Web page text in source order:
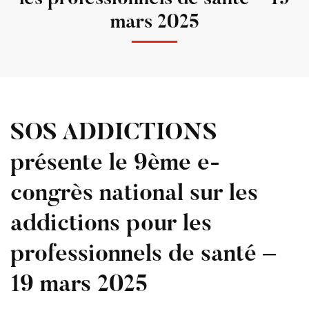
mars 2025
SOS ADDICTIONS
présente le 9ème e-
congrès national sur les
addictions pour les
professionnels de santé –
19 mars 2025